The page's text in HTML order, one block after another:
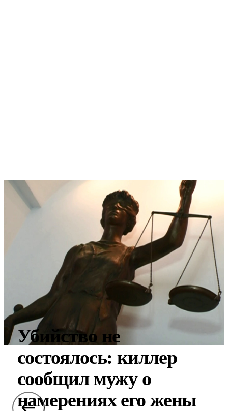
Убийство не
состоялось: киллер
сообщил мужу о
намерениях его жены